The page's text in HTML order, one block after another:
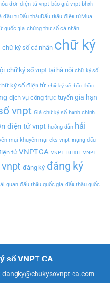
đơn điện tử vnpt báo giá vnpt bhxh
đầu tưĐấu thầuĐấu thầu điện tửMua
quốc gia chứng thư số cá nhân
chữ ký số cá nhân chữ ký
chữ ký số vnpt tại hà nội chữ ký số
ký số điện tử chữ ký số đấu thầu
dịch vụ công trực tuyến gia hạn
vnpt Giá chữ ký số hành chính
điện tử vnpt hướng dẫn hải
mại khuyến mại cks vnpt mạng đấu
tử VNPT-CA VNPT BHXH VNPT
vnpt đăng ký đăng ký
quan đấu thầu quốc gia đấu thầu quốc
số VNPT CA
dangky@chukysovnpt-ca.com